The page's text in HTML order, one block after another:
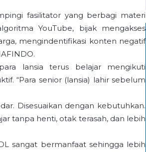
fasilitator yang berbagi materi
YouTube, bijak mengakses
mengindentifikasi konten negatif
lansia terus belajar mengikuti
“Para senior (lansia) lahir sebelum
Disesuaikan dengan kebutuhkan.
tanpa henti, otak terasah, dan lebih
sangat bermanfaat sehingga lebih